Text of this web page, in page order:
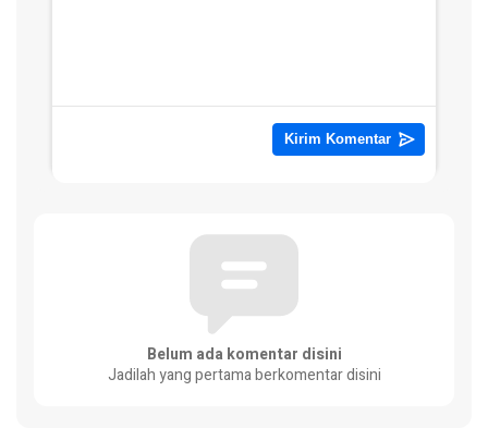
Belum ada komentar disini
Jadilah yang pertama berkomentar disini